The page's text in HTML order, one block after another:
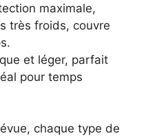
maximale,
très froids, couvre
et léger, parfait
pour temps
chaque type de